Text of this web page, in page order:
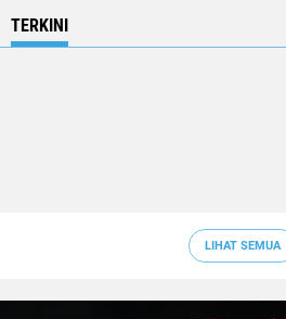
TERKINI
LIHAT SEMUA